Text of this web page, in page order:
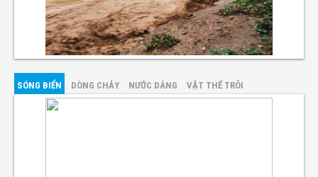
SÓNG BIỂN DÒNG CHẢY NƯỚC DÂNG VẬT THỂ TRÔI